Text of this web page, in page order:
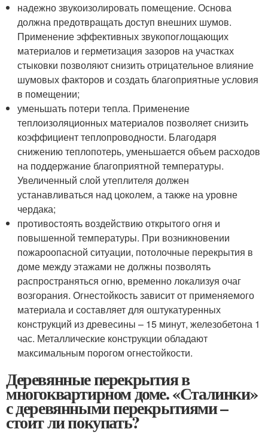
надежно звукоизолировать помещение. Основа
должна предотвращать доступ внешних шумов.
Применение эффективных звукопоглощающих
материалов и герметизация зазоров на участках
стыковки позволяют снизить отрицательное влияние
шумовых факторов и создать благоприятные условия
в помещении;
уменьшать потери тепла. Применение
теплоизоляционных материалов позволяет снизить
коэффициент теплопроводности. Благодаря
снижению теплопотерь, уменьшается объем расходов
на поддержание благоприятной температуры.
Увеличенный слой утеплителя должен
устанавливаться над цоколем, а также на уровне
чердака;
противостоять воздействию открытого огня и
повышенной температуры. При возникновении
пожароопасной ситуации, потолочные перекрытия в
доме между этажами не должны позволять
распространяться огню, временно локализуя очаг
возгорания. Огнестойкость зависит от применяемого
материала и составляет для оштукатуренных
конструкций из древесины – 15 минут, железобетона 1
час. Металлические конструкции обладают
максимальным порогом огнестойкости.
Деревянные перекрытия в
многоквартирном доме. «Сталинки»
с деревянными перекрытиями –
стоит ли покупать?